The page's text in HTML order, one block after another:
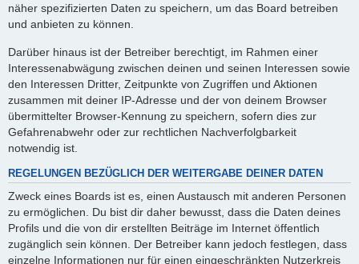
näher spezifizierten Daten zu speichern, um das Board betreiben
und anbieten zu können.
Darüber hinaus ist der Betreiber berechtigt, im Rahmen einer
Interessenabwägung zwischen deinen und seinen Interessen sowie
den Interessen Dritter, Zeitpunkte von Zugriffen und Aktionen
zusammen mit deiner IP-Adresse und der von deinem Browser
übermittelter Browser-Kennung zu speichern, sofern dies zur
Gefahrenabwehr oder zur rechtlichen Nachverfolgbarkeit
notwendig ist.
REGELUNGEN BEZÜGLICH DER WEITERGABE DEINER DATEN
Zweck eines Boards ist es, einen Austausch mit anderen Personen
zu ermöglichen. Du bist dir daher bewusst, dass die Daten deines
Profils und die von dir erstellten Beiträge im Internet öffentlich
zugänglich sein können. Der Betreiber kann jedoch festlegen, dass
einzelne Informationen nur für einen eingeschränkten Nutzerkreis